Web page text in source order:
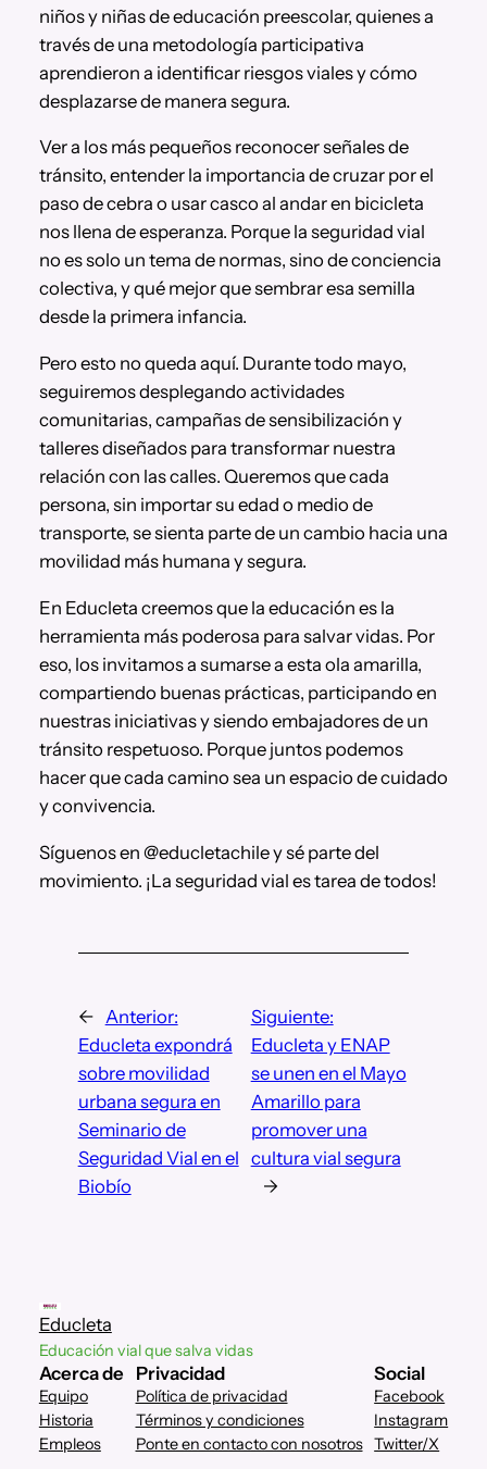
niños y niñas de educación preescolar, quienes a
través de una metodología participativa
aprendieron a identificar riesgos viales y cómo
desplazarse de manera segura.
Ver a los más pequeños reconocer señales de
tránsito, entender la importancia de cruzar por el
paso de cebra o usar casco al andar en bicicleta
nos llena de esperanza. Porque la seguridad vial
no es solo un tema de normas, sino de conciencia
colectiva, y qué mejor que sembrar esa semilla
desde la primera infancia.
Pero esto no queda aquí. Durante todo mayo,
seguiremos desplegando actividades
comunitarias, campañas de sensibilización y
talleres diseñados para transformar nuestra
relación con las calles. Queremos que cada
persona, sin importar su edad o medio de
transporte, se sienta parte de un cambio hacia una
movilidad más humana y segura.
En Educleta creemos que la educación es la
herramienta más poderosa para salvar vidas. Por
eso, los invitamos a sumarse a esta ola amarilla,
compartiendo buenas prácticas, participando en
nuestras iniciativas y siendo embajadores de un
tránsito respetuoso. Porque juntos podemos
hacer que cada camino sea un espacio de cuidado
y convivencia.
Síguenos en @educletachile y sé parte del
movimiento. ¡La seguridad vial es tarea de todos!
←
Anterior:
Educleta expondrá
sobre movilidad
urbana segura en
Seminario de
Seguridad Vial en el
Biobío
Siguiente:
Educleta y ENAP
se unen en el Mayo
Amarillo para
promover una
cultura vial segura
→
Educleta
Educación vial que salva vidas
Acerca de
Equipo
Historia
Empleos
Privacidad
Política de privacidad
Términos y condiciones
Ponte en contacto con nosotros
Social
Facebook
Instagram
Twitter/X